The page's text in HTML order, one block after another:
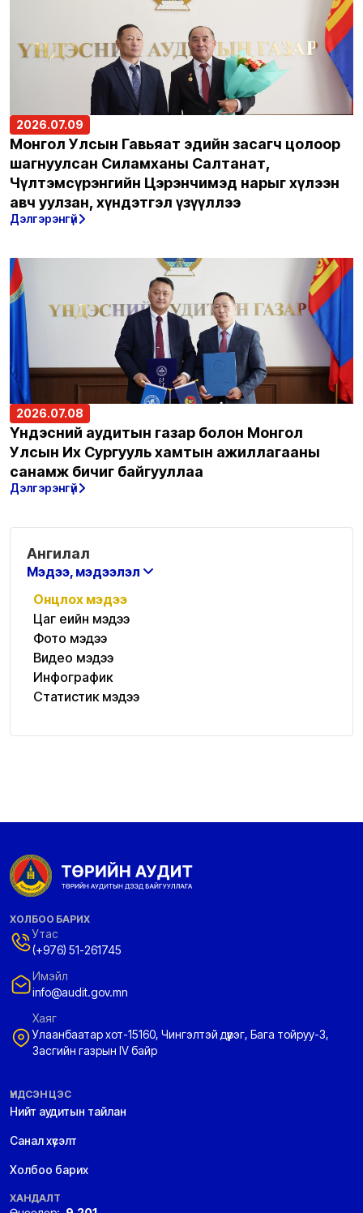
2026.07.09
Монгол Улсын Гавьяат эдийн засагч цолоор
шагнуулсан Силамханы Салтанат,
Чүлтэмсүрэнгийн Цэрэнчимэд нарыг хүлээн
авч уулзан, хүндэтгэл үзүүллээ
Дэлгэрэнгүй
2026.07.08
Үндэсний аудитын газар болон Монгол
Улсын Их Сургууль хамтын ажиллагааны
санамж бичиг байгууллаа
Дэлгэрэнгүй
Ангилал
Мэдээ, мэдээлэл
Онцлох мэдээ
Цаг үеийн мэдээ
Фото мэдээ
Видео мэдээ
Инфографик
Статистик мэдээ
ХОЛБОО БАРИХ
Утас
(+976) 51-261745
Имэйл
info@audit.gov.mn
Хаяг
Улаанбаатар хот-15160, Чингэлтэй дүүрэг, Бага тойруу-3,
Засгийн газрын IV байр
ҮНДСЭН ЦЭС
Нийт аудитын тайлан
Санал хүсэлт
Холбоо барих
ХАНДАЛТ